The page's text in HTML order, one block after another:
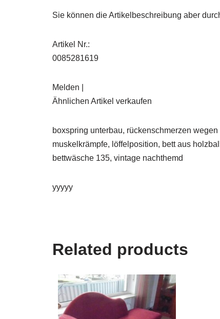
Sie können die Artikelbeschreibung aber
Artikel Nr.:
0085281619
Melden |
Ähnlichen Artikel verkaufen
boxspring unterbau, rückenschmerzen
muskelkrämpfe, löffelposition, bett aus
bettwäsche 135, vintage nachthemd
yyyyy
Related products